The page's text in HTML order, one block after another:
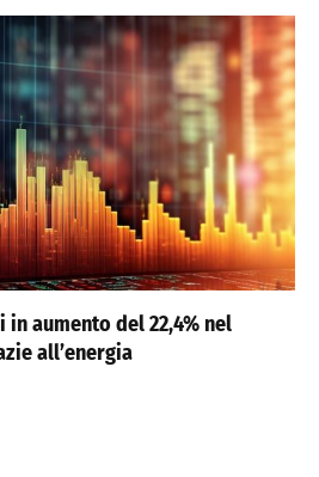
in aumento del 22,4% nel
all’energia